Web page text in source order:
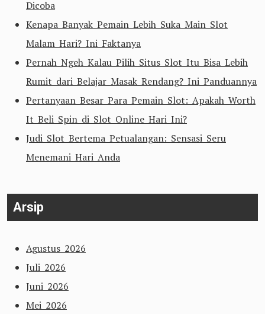
Dicoba
Kenapa Banyak Pemain Lebih Suka Main Slot
Malam Hari? Ini Faktanya
Pernah Ngeh Kalau Pilih Situs Slot Itu Bisa Lebih
Rumit dari Belajar Masak Rendang? Ini Panduannya
Pertanyaan Besar Para Pemain Slot: Apakah Worth
It Beli Spin di Slot Online Hari Ini?
Judi Slot Bertema Petualangan: Sensasi Seru
Menemani Hari Anda
Arsip
Agustus 2026
Juli 2026
Juni 2026
Mei 2026